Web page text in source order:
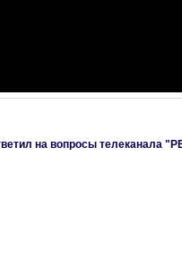
на вопросы телеканала